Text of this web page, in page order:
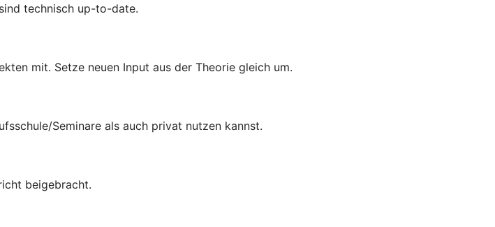
technisch up-to-date.
mit. Setze neuen Input aus der Theorie gleich um.
Seminare als auch privat nutzen kannst.
beigebracht.